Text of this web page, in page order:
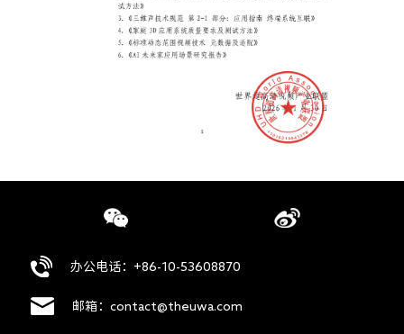
办公电话：+86-10-53608870
邮箱：contact@theuwa.com